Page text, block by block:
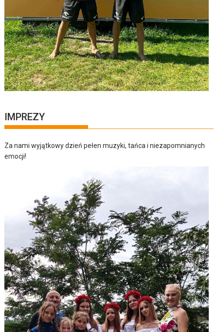
IMPREZY
Za nami wyjątkowy dzień pełen muzyki, tańca i niezapomnianych
emocji!